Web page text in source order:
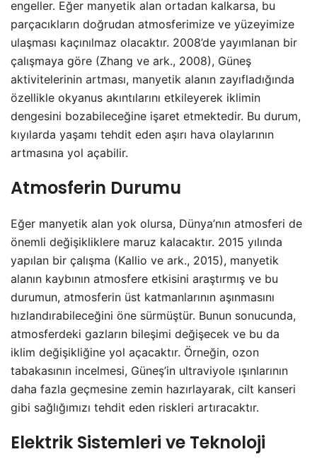
engeller. Eğer manyetik alan ortadan kalkarsa, bu
parçacıkların doğrudan atmosferimize ve yüzeyimize
ulaşması kaçınılmaz olacaktır. 2008’de yayımlanan bir
çalışmaya göre (Zhang ve ark., 2008), Güneş
aktivitelerinin artması, manyetik alanın zayıfladığında
özellikle okyanus akıntılarını etkileyerek iklimin
dengesini bozabileceğine işaret etmektedir. Bu durum,
kıyılarda yaşamı tehdit eden aşırı hava olaylarının
artmasına yol açabilir.
Atmosferin Durumu
Eğer manyetik alan yok olursa, Dünya’nın atmosferi de
önemli değişikliklere maruz kalacaktır. 2015 yılında
yapılan bir çalışma (Kallio ve ark., 2015), manyetik
alanın kaybının atmosfere etkisini araştırmış ve bu
durumun, atmosferin üst katmanlarının aşınmasını
hızlandırabileceğini öne sürmüştür. Bunun sonucunda,
atmosferdeki gazların bileşimi değişecek ve bu da
iklim değişikliğine yol açacaktır. Örneğin, ozon
tabakasının incelmesi, Güneş’in ultraviyole ışınlarının
daha fazla geçmesine zemin hazırlayarak, cilt kanseri
gibi sağlığımızı tehdit eden riskleri artıracaktır.
Elektrik Sistemleri ve Teknoloji